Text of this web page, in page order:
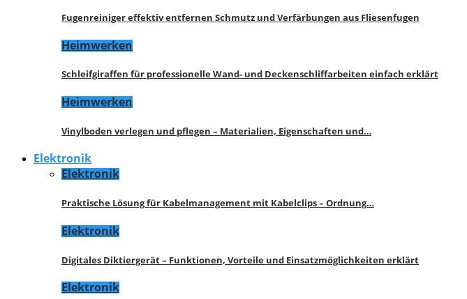
Fugenreiniger effektiv entfernen Schmutz und Verfärbungen aus Fliesenfugen
Heimwerken
Schleifgiraffen für professionelle Wand- und Deckenschliffarbeiten einfach erklärt
Heimwerken
Vinylboden verlegen und pflegen – Materialien, Eigenschaften und…
Elektronik
Elektronik
Praktische Lösung für Kabelmanagement mit Kabelclips – Ordnung…
Elektronik
Digitales Diktiergerät – Funktionen, Vorteile und Einsatzmöglichkeiten erklärt
Elektronik